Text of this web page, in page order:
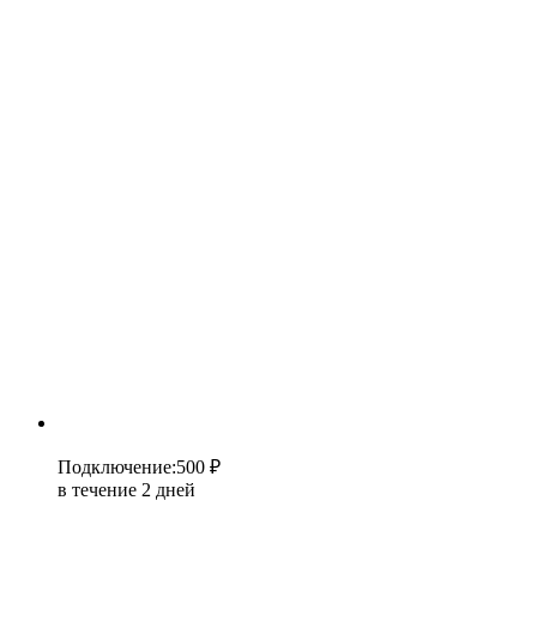
Подключение:500 ₽
в течение 2 дней